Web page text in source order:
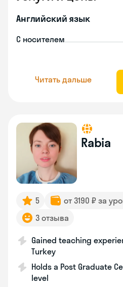
Английский язык
С носителем
Читать дальше
Rabia
5 от 3190 ₽ за
3 отзыва
Gained teaching
Turkey
Holds a Post Graduate
level